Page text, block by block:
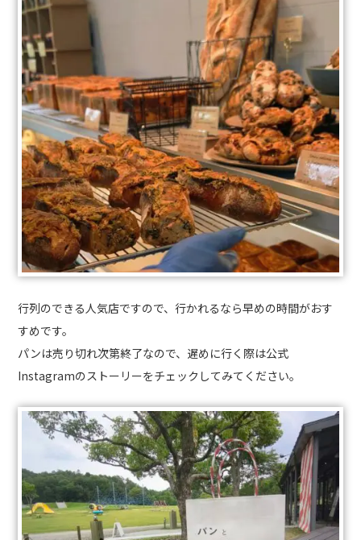
行列のできる人気店ですので、行かれるなら早めの時間がおす
すめです。
パンは売り切れ次第終了なので、遅めに行く際は公式
Instagramのストーリーをチェックしてみてください。